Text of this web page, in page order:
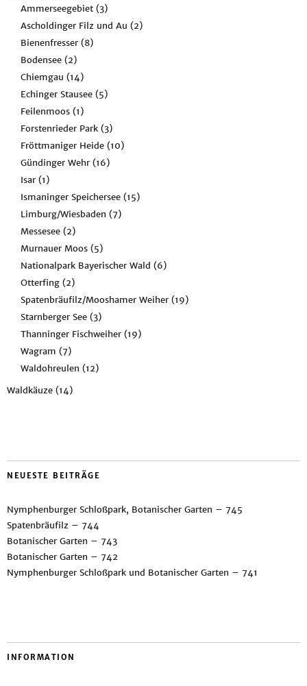
Ammerseegebiet (3)
Ascholdinger Filz und Au (2)
Bienenfresser (8)
Bodensee (2)
Chiemgau (14)
Echinger Stausee (5)
Feilenmoos (1)
Forstenrieder Park (3)
Fröttmaniger Heide (10)
Gündinger Wehr (16)
Isar (1)
Ismaninger Speichersee (15)
Limburg/Wiesbaden (7)
Messesee (2)
Murnauer Moos (5)
Nationalpark Bayerischer Wald (6)
Otterfing (2)
Spatenbräufilz/Mooshamer Weiher (19)
Starnberger See (3)
Thanninger Fischweiher (19)
Wagram (7)
Waldohreulen (12)
Waldkäuze (14)
NEUESTE BEITRÄGE
Nymphenburger Schloßpark, Botanischer Garten – 745
Spatenbräufilz – 744
Botanischer Garten – 743
Botanischer Garten – 742
Nymphenburger Schloßpark und Botanischer Garten – 741
INFORMATION